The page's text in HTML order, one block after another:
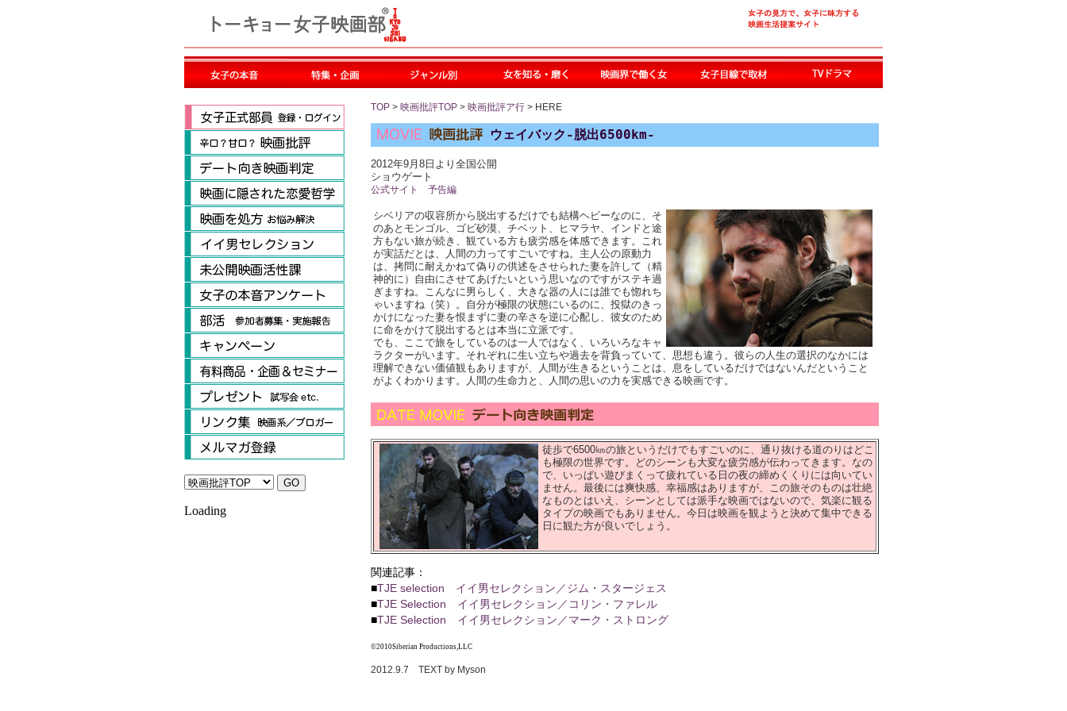
Loading
TOP > 映画批評TOP > 映画批評ア行 > HERE
ウェイバック-脱出6500km-
2012年9月8日より全国公開
ショウゲート
公式サイト 予告編
シベリアの収容所から脱出するだけでも結構ヘビーなのに、そ
のあとモンゴル、ゴビ砂漠、チベット、ヒマラヤ、インドと途
方もない旅が続き、観ている方も疲労感を体感できます。これ
が実話だとは、人間の力ってすごいですね。主人公の原動力
は、拷問に耐えかねて偽りの供述をさせられた妻を許して（精
神的に）自由にさせてあげたいという思いなのですがステキ過
ぎますね。こんなに男らしく、大きな器の人には誰でも惚れち
ゃいますね（笑）。自分が極限の状態にいるのに、投獄のきっ
かけになった妻を恨まずに妻の辛さを逆に心配し、彼女のため
に命をかけて脱出するとは本当に立派です。
でも、ここで旅をしているのは一人ではなく、いろいろなキャ
ラクターがいます。それぞれに生い立ちや過去を背負っていて、思想も違う。彼らの人生の選択のなかには
理解できない価値観もありますが、人間が生きるということは、息をしているだけではないんだということ
がよくわかります。人間の生命力と、人間の思いの力を実感できる映画です。
徒歩で6500㎞の旅というだけでもすごいのに、通り抜ける道のりはどこ
も極限の世界です。どのシーンも大変な疲労感が伝わってきます。なの
で、いっぱい遊びまくって疲れている日の夜の締めくくりには向いてい
ません。最後には爽快感、幸福感はありますが、この旅そのものは壮絶
なものとはいえ、シーンとしては派手な映画ではないので、気楽に観る
タイプの映画でもありません。今日は映画を観ようと決めて集中できる
日に観た方が良いでしょう。
関連記事：
■TJE selection イイ男セレクション／ジム・スタージェス
■TJE Selection イイ男セレクション／コリン・ファレル
■TJE Selection イイ男セレクション／マーク・ストロング
©2010Siberian Productions,LLC
2012.9.7 TEXT by Myson